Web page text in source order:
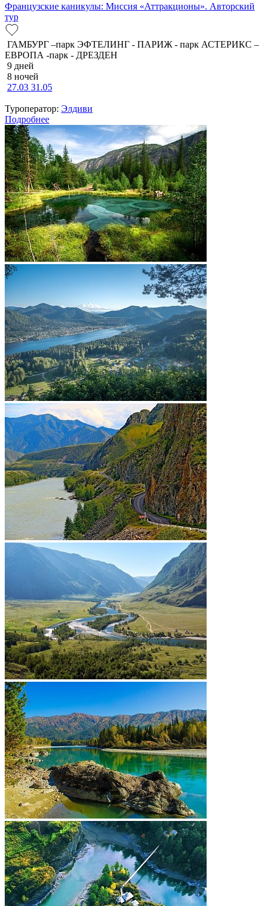
Французские каникулы: Миссия «Аттракционы». Авторский
тур
ГАМБУРГ –парк ЭФТЕЛИНГ - ПАРИЖ - парк АСТЕРИКС –
ЕВРОПА -парк - ДРЕЗДЕН
9 дней
8 ночей
27.03 31.05
Туроператор: Элдиви
Подробнее